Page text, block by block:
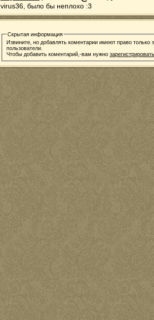
virus36, было бы неплохо :3
Скрытая информация
Извините, но добавлять коментарии имеют право только
пользователи.
Чтобы добавить коментарий,-вам нужно